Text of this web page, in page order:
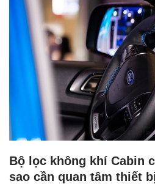
Bộ lọc không khí Cabin
sao cần quan tâm thiết